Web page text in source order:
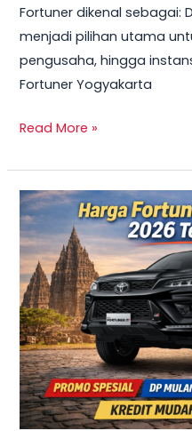
Fortuner dikenal sebagai:
menjadi pilihan utama
pengusaha, hingga
Fortuner Yogyakarta
Cicilan
Mulai
10
Jutaan
Read More »
TERBARU
2026!
Harga
Innova
Reborn
Diesel
Yogyakarta
–
Promo
DP